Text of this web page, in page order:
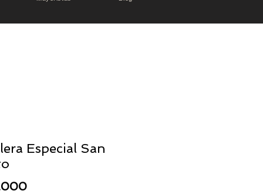
Especial San
Precio